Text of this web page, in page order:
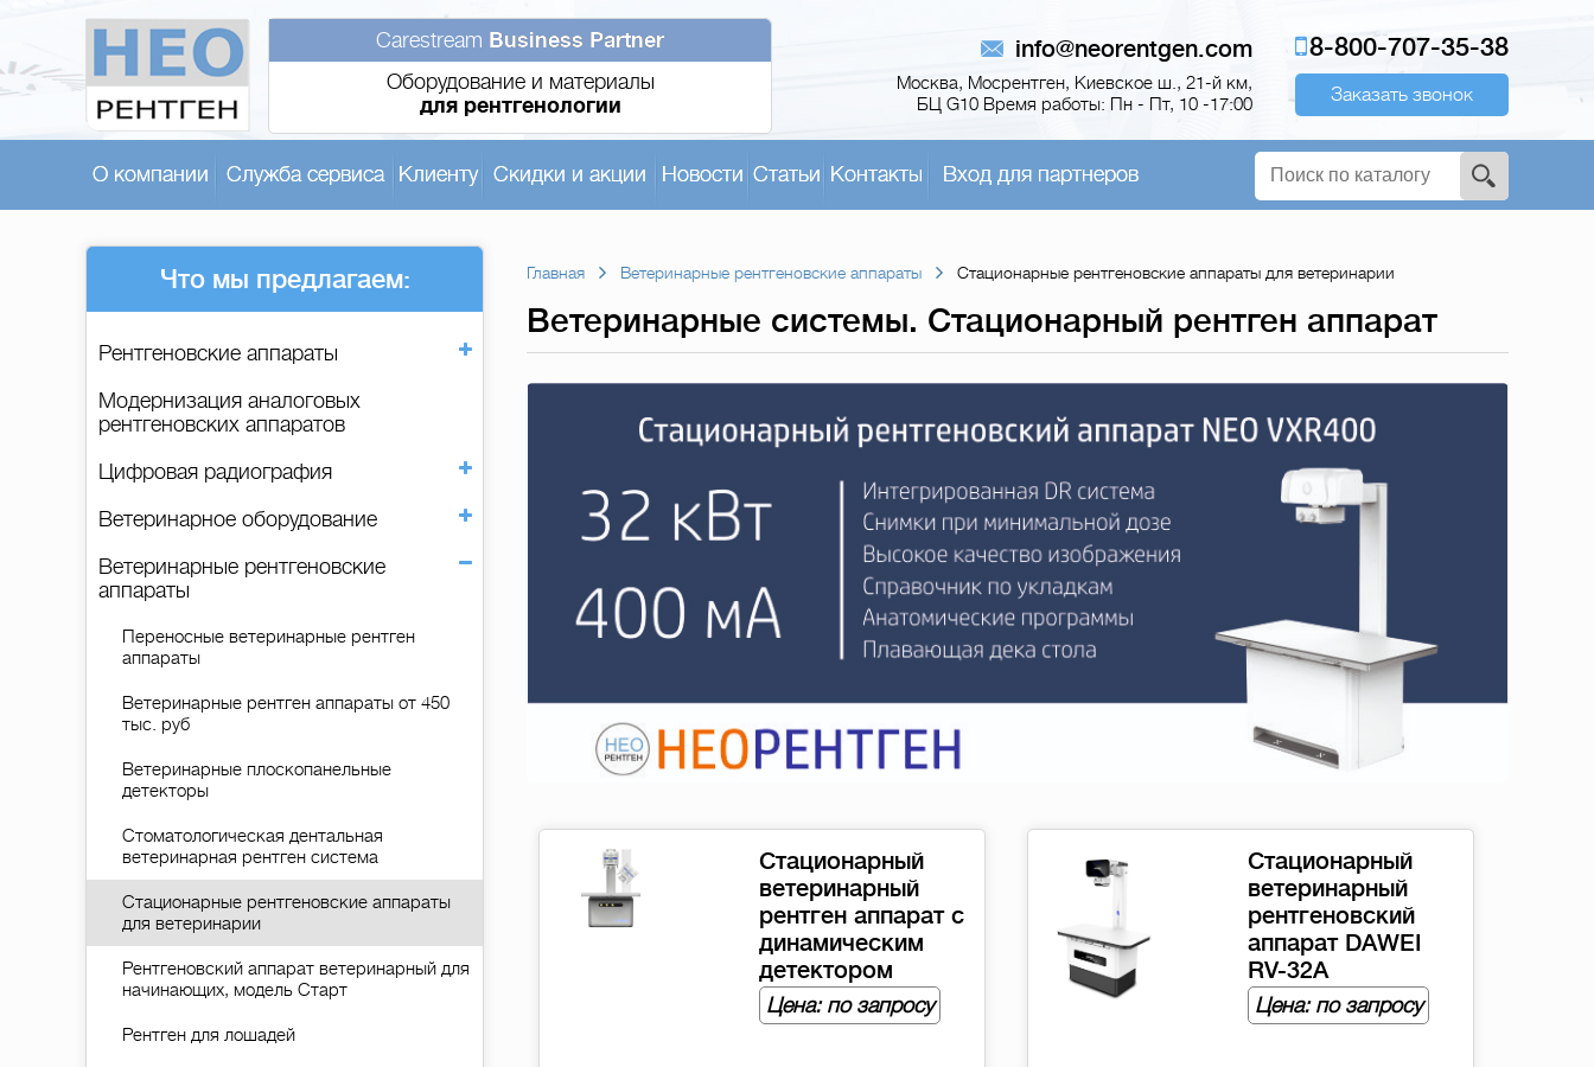
Carestream Business Partner
Оборудование и материалы
для рентгенологии
info@neorentgen.com
Москва, Мосрентген, Киевское ш., 21-й км,
БЦ G10 Время работы: Пн - Пт, 10 -17:00
8-800-707-35-38
Заказать звонок
О компании Служба сервиса Клиенту Скидки и акции Новости Статьи Контакты Вход для партнеров
Что мы предлагаем:
Рентгеновские аппараты
Модернизация аналоговых
рентгеновских аппаратов
Цифровая радиография
Ветеринарное оборудование
Ветеринарные рентгеновские
аппараты
Переносные ветеринарные рентген
аппараты
Ветеринарные рентген аппараты от 450
тыс. руб
Ветеринарные плоскопанельные
детекторы
Стоматологическая дентальная
ветеринарная рентген система
Стационарные рентгеновские аппараты
для ветеринарии
Рентгеновский аппарат ветеринарный для
начинающих, модель Старт
Рентген для лошадей
Главная Ветеринарные рентгеновские аппараты Стационарные рентгеновские аппараты для ветеринарии
Ветеринарные cистемы. Стационарный рентген аппарат
Стационарный
ветеринарный
рентген аппарат с
динамическим
детектором
Цена: по запросу
Стационарный
ветеринарный
рентгеновский
аппарат DAWEI
RV-32A
Цена: по запросу